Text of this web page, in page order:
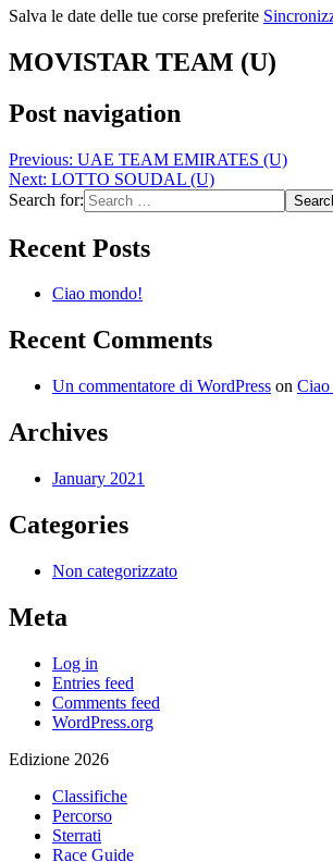
Salva le date delle tue corse preferite
MOVISTAR TEAM (U)
Post navigation
Previous: UAE TEAM EMIRATES (U)
Next: LOTTO SOUDAL (U)
Search for:
Recent Posts
Ciao mondo!
Recent Comments
Un commentatore di WordPress on Ciao
Archives
January 2021
Categories
Non categorizzato
Meta
Log in
Entries feed
Comments feed
WordPress.org
Edizione 2026
Classifiche
Percorso
Sterrati
Race Guide